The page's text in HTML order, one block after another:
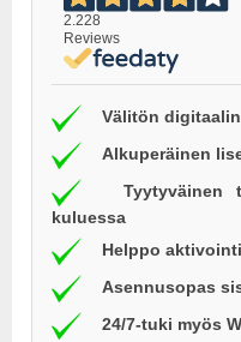
2.228
Reviews
Välitön
Alkuperäinen
Tyytyväinen
kuluessa
Helppo aktivointi
Asennusopas
24/7-tuki myös